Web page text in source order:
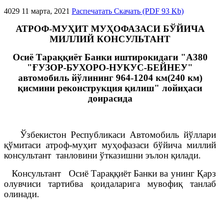
4029 11 марта, 2021 Распечатать Скачать (PDF 93 Kb)
АТРОФ-МУҲИТ МУҲОФАЗАСИ БЎЙИЧА
МИЛЛИЙ КОНСУЛЬТАНТ
Осиё Тараққиёт Банки иштирокидаги "А380
"ҒУЗОР-БУХОРО-НУКУС-БЕЙНЕУ"
автомобиль йўлининг 964-1204 км(240 км)
қисмини реконструкция қилиш" лойиҳаси
доирасида
Ўзбекистон Республикаси Автомобиль йўллари
қўмитаси атроф-муҳит муҳофазаси бўйича миллий
консультант танловини ўтказишни эълон қилади.
Консультант Осиё Тараққиёт Банки ва унинг Қарз
олувчиси тартибва қоидаларига мувофиқ танлаб
олинади.